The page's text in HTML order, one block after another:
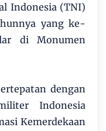
Indonesia (TNI)
yang ke-
di Monumen
dengan
Indonesia
Kemerdekaan